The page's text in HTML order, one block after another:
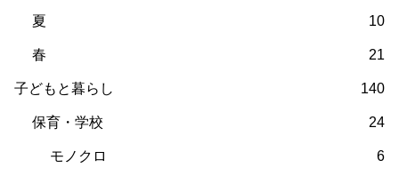
夏 10
春 21
子どもと暮らし 140
保育・学校 24
モノクロ 6